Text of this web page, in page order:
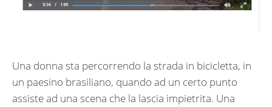
Una donna sta percorrendo la strada in bicicletta, in
un paesino brasiliano, quando ad un certo punto
assiste ad una scena che la lascia impietrita. Una